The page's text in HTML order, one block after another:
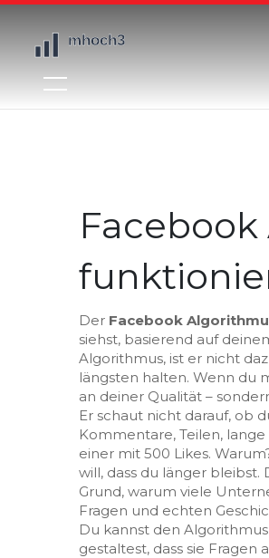
Der Facebook
siehst, basierend auf
Algorithmus, ist er nicht
längsten halten. Wenn du
an deiner Qualität –
Er schaut nicht darauf, ob
Kommentare, Teilen,
einer mit 500 Likes.
will, dass du länger
Grund, warum viele
Fragen und echten
Du kannst den
gestaltest, dass sie